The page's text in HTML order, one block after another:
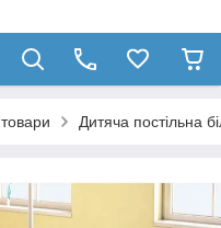
Дитяча постільна